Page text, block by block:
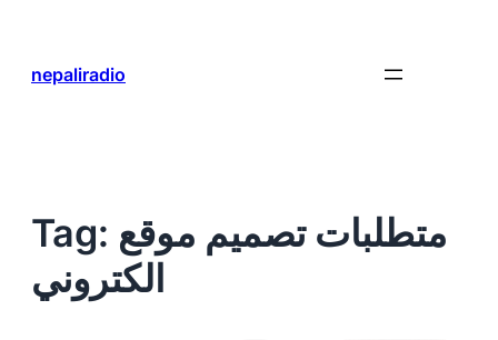
content
nepaliradio
Tag: متطلبات تصميم موقع
الكتروني